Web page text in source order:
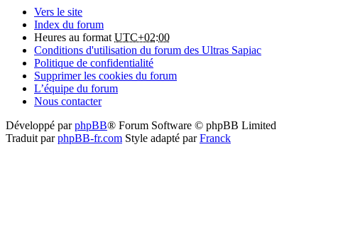
Vers le site
Index du forum
Heures au formatUTC+02:00
Conditions d'utilisation du forum des Ultras Sapiac
Politique de confidentialité
Supprimer les cookies du forum
L’équipe du forum
Nous contacter
Développé parphpBB® Forum Software © phpBB Limited
Traduit parphpBB-fr.com Style adapté parFranck